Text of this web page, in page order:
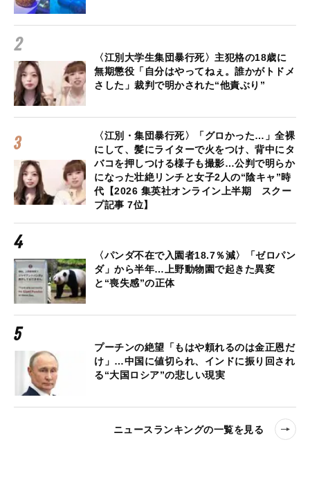
〈江別大学生集団暴行死〉主犯格の18歳に
無期懲役「自分はやってねぇ。誰かがトドメ
さした」裁判で明かされた“他責ぶり”
〈江別・集団暴行死〉「グロかった…」全裸
にして、髪にライターで火をつけ、背中にタ
バコを押しつける様子も撮影…公判で明らか
になった壮絶リンチと女子2人の“陰キャ”時
代【2026 集英社オンライン上半期 スクー
プ記事 7位】
〈パンダ不在で入園者18.7％減〉「ゼロパン
ダ」から半年…上野動物園で起きた異変
と“喪失感”の正体
プーチンの絶望「もはや頼れるのは金正恩だ
け」…中国に値切られ、インドに振り回され
る“大国ロシア”の悲しい現実
ニュースランキングの一覧を見る